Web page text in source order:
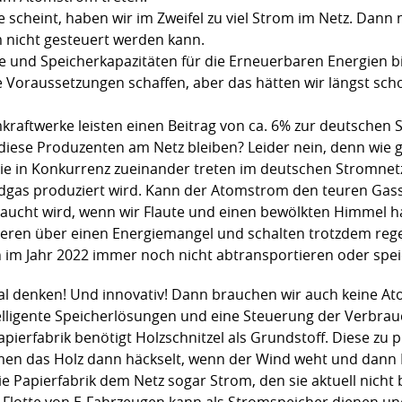
scheint, haben wir im Zweifel zu viel Strom im Netz.
gesteuert werden kann.
und Speicherkapazitäten für die Erneuerbaren Energien
schaffen, aber das hätten wir längst
leisten einen Beitrag von ca. 6% zur
Produzenten am Netz bleiben? Leider nein, denn wie
in Konkurrenz zueinander treten im deutschen
produziert wird. Kann der Atomstrom den teuren
wird, wenn wir Flaute und einen bewölkten Himmel
über einen Energiemangel und schalten trotzdem
Jahr 2022 immer noch nicht abtransportieren oder
denken! Und innovativ! Dann brauchen wir auch keine
Speicherlösungen und eine Steuerung der
benötigt Holzschnitzel als Grundstoff. Diese zu
das Holz dann häckselt, wenn der Wind weht und
Papierfabrik dem Netz sogar Strom, den sie aktuell